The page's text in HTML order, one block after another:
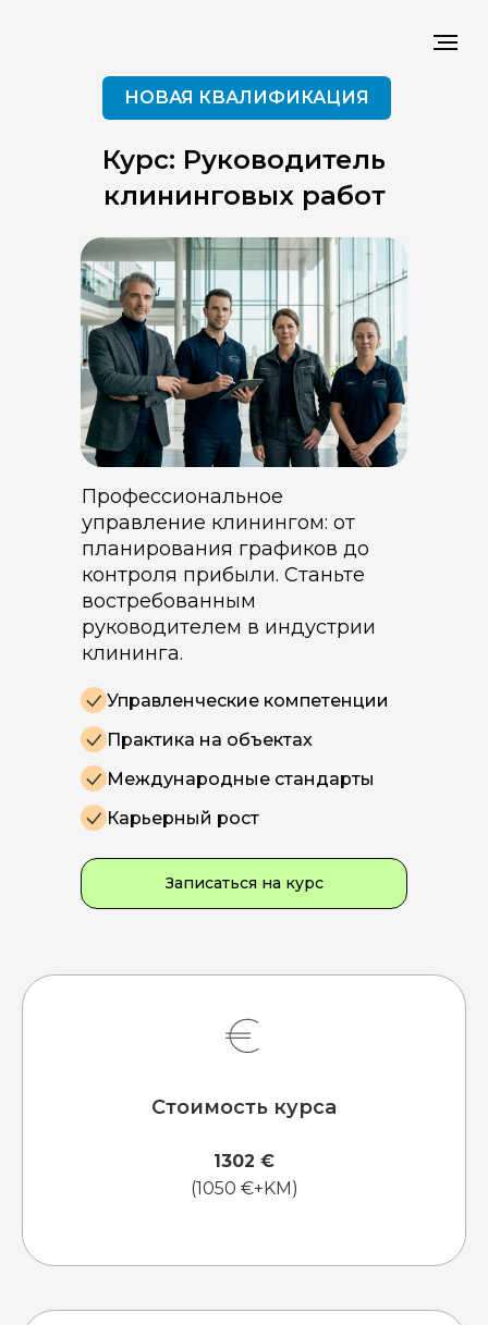
Курс: Руководитель
клининговых работ
Профессиональное
управление клинингом: от
планирования графиков до
контроля прибыли. Станьте
востребованным
руководителем в индустрии
клининга.
Карьерный рост
Международные стандарты
Практика на объектах
Управленческие компетенции
Записаться на курс
НОВАЯ КВАЛИФИКАЦИЯ
Стоимость курса
1302 €
(1050 €+KM)